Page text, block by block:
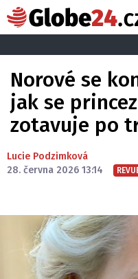
Norové se
jak se
zotavuje po
Lucie Podzimková
28. června 2026 13:14